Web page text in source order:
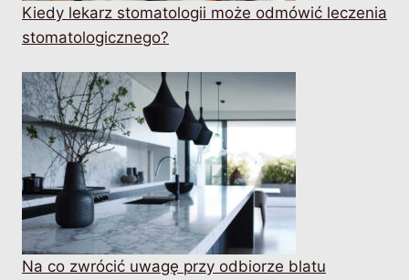
Kiedy lekarz stomatologii może odmówić leczenia
stomatologicznego?
Na co zwrócić uwagę przy odbiorze blatu